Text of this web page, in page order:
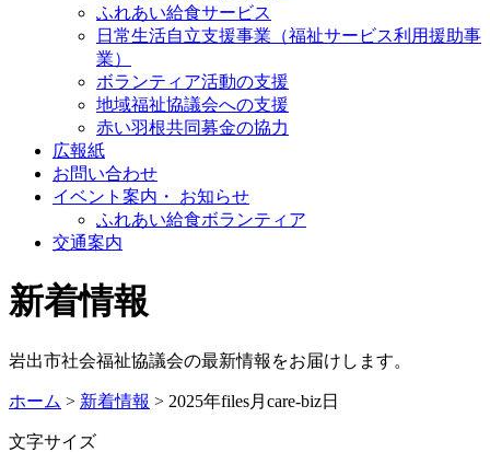
ふれあい給食サービス
日常生活自立支援事業（福祉サービス利用援助事
業）
ボランティア活動の支援
地域福祉協議会への支援
赤い羽根共同募金の協力
広報紙
お問い合わせ
イベント案内・ お知らせ
ふれあい給食ボランティア
交通案内
新着情報
岩出市社会福祉協議会の最新情報をお届けします。
ホーム > 新着情報 > 2025年files月care-biz日
文字サイズ